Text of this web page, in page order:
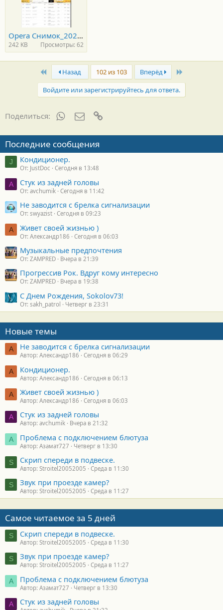
Opera Снимок_2026-04-20_232423_emex.ru.jpg
242 KB Просмотры: 62
First Назад 102 из 103 Вперёд
Войдите или зарегистрируйтесь для ответа.
Поделиться: WhatsAppЭлектронная почта
Последние сообщения
J Кондиционер.
От: JustDoc Сегодня в 13:48
A Стук из задней головы
От: avchumik Сегодня в 11:42
Не заводится с брелка сигнализации
От: swyazist Сегодня в 09:23
А Живет своей жизнью )
От: Александр186 Сегодня в 06:03
Музыкальные предпочтения
От: ZAMPRED Вчера в 21:39
Прогрессив Рок. Вдруг кому интересно
От: ZAMPRED Вчера в 19:38
С Днем Рождения, Sokolov73!
От: sakh_patrol Четверг в 23:31
Новые темы
А Не заводится с брелка сигнализации
Автор: Александр186 Сегодня в 06:29
А Кондиционер.
Автор: Александр186 Сегодня в 06:13
А Живет своей жизнью )
Автор: Александр186 Сегодня в 06:03
A Стук из задней головы
Автор: avchumik Вчера в 21:32
А Проблема с подключением блютуза
Автор: Азамат727 Четверг в 13:30
S Скрип спереди в подвеске.
Автор: Stroitel20052005 Среда в 11:30
S Звук при проезде камер?
Автор: Stroitel20052005 Среда в 11:27
Самое читаемое за 5 дней
S Скрип спереди в подвеске.
Автор: Stroitel20052005 Среда в 11:30
S Звук при проезде камер?
Автор: Stroitel20052005 Среда в 11:27
А Проблема с подключением блютуза
Автор: Азамат727 Четверг в 13:30
A Стук из задней головы